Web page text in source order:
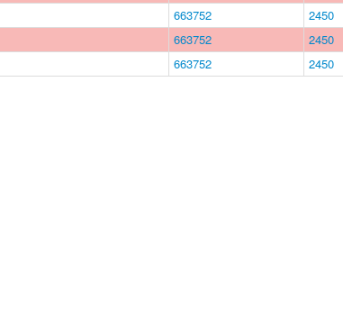
663752 2450
663752 2450
663752 2450